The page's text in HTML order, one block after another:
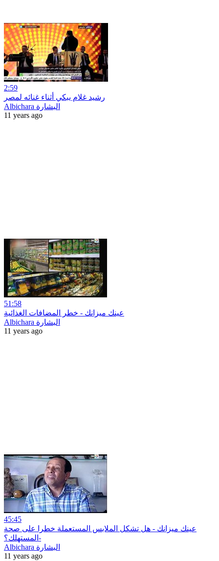
2:59
رشيد غلام يبكي أثناء غنائه لمصر
Albichara البشارة
11 years ago
51:58
عينك ميزانك - خطر المضافات الغذائية
Albichara البشارة
11 years ago
45:45
عينك ميزانك - هل تشكل الملابس المستعملة خطرا على صحة
المستهلك؟-
Albichara البشارة
11 years ago